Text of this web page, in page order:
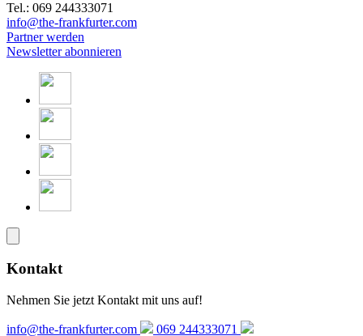
Tel.: 069 244333071
info@the-frankfurter.com
Partner werden
Newsletter abonnieren
Kontakt
Nehmen Sie jetzt Kontakt mit uns auf!
info@the-frankfurter.com
069 244333071